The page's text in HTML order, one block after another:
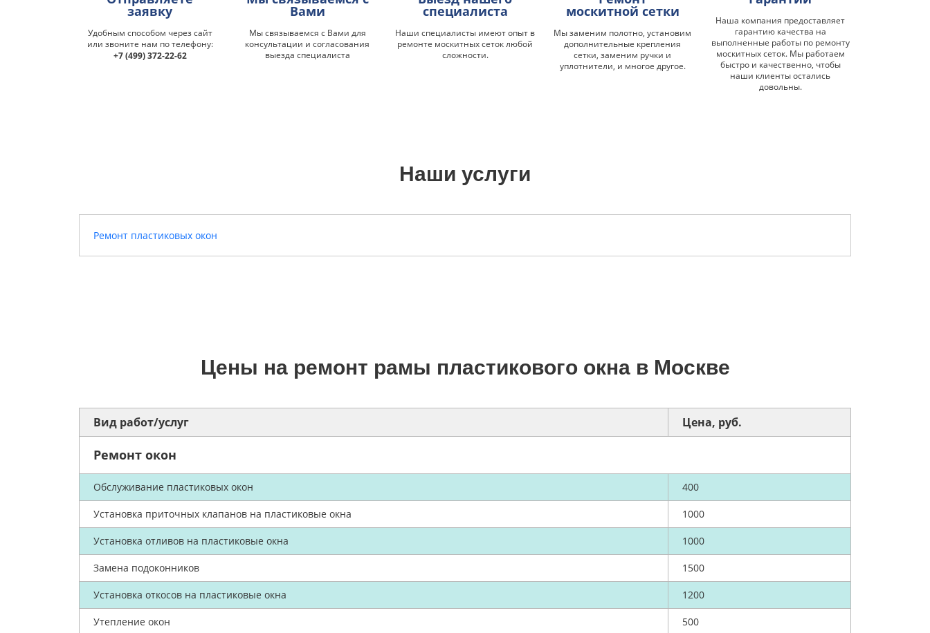
заявку
Удобным способом через сайт
или звоните нам по телефону:
+7 (499) 372-22-62
Вами
Мы связываемся с Вами для
консультации и согласования
выезда специалиста
специалиста
Наши специалисты имеют опыт в
ремонте москитных сеток любой
сложности.
москитной сетки
Мы заменим полотно, установим
дополнительные крепления
сетки, заменим ручки и
уплотнители, и многое другое.
Наша компания предоставляет
гарантию качества на
выполненные работы по ремонту
москитных сеток. Мы работаем
быстро и качественно, чтобы
наши клиенты остались
довольны.
Наши услуги
Ремонт пластиковых окон
Цены на ремонт рамы пластикового окна в Москве
Вид paбoт/ycлyг Цена, руб.
Ремонт окон
Обслуживание пластиковых окон 400
Установка приточных клапанов на пластиковые окна 1000
Установка отливов на пластиковые окна 1000
Замена подоконников 1500
Установка откосов на пластиковые окна 1200
Утепление окон 500